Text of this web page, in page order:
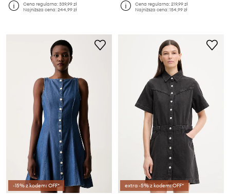
Cena regularna:339,99 zł
Najniższa cena:244,99 zł
Cena regularna:219,99 zł
Najniższa cena:154,99 zł
-15% z kodem: OFF* extra -5% z kodem: OFF*